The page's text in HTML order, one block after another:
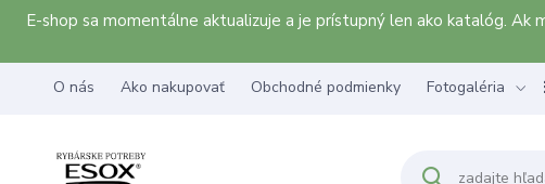
E-shop sa momentálne aktualizuje a je prístupný len ako katalóg.
O nás Ako nakupovať Obchodné podmienky Fotogaléria